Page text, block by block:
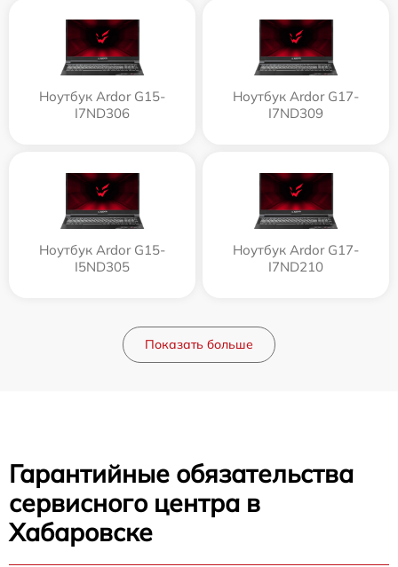
Ноутбук Ardor G15-
I7ND306
Ноутбук Ardor G17-
I7ND309
Ноутбук Ardor G15-
I5ND305
Ноутбук Ardor G17-
I7ND210
Показать больше
Гарантийные обязательства
сервисного центра в
Хабаровске